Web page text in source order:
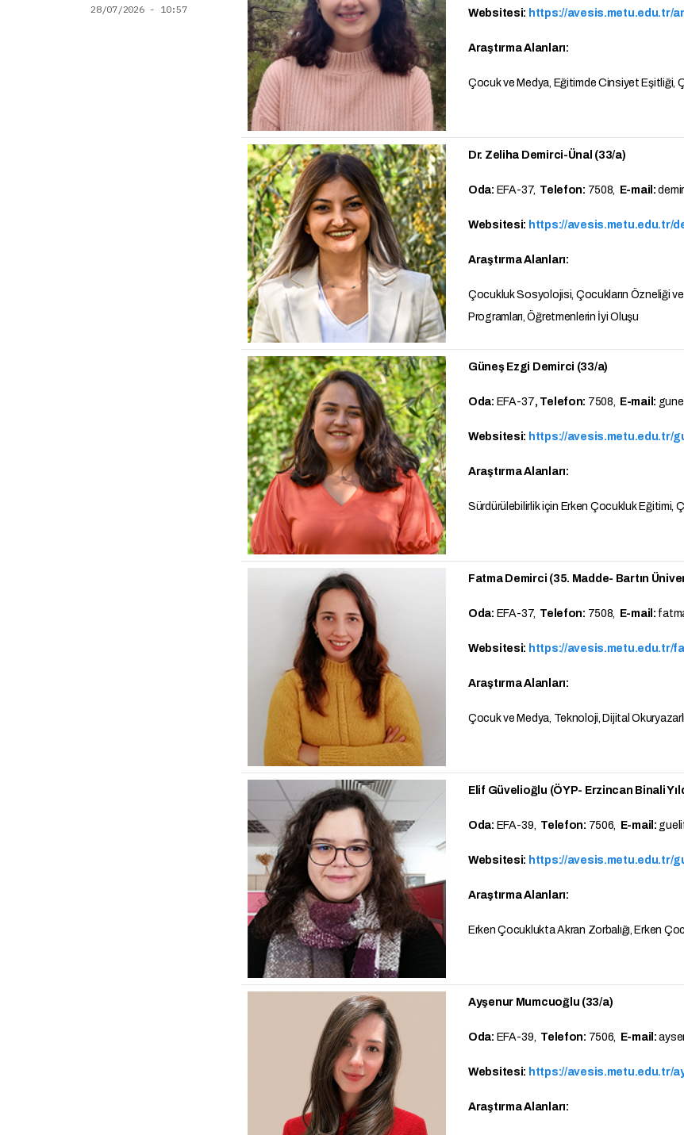
Websitesi: https://avesis.metu.edu.tr/
Araştırma Alanları:
Çocuk ve Medya, Eğitimde Cinsiyet Eşitliği,
Dr. Zeliha Demirci-Ünal (33/a)
Oda: EFA-37, Telefon: 7508, E-mail:
Websitesi: https://avesis.metu.edu.tr/
Araştırma Alanları:
Çocukluk Sosyolojisi, Çocukların Özneliği ve
Programları, Öğretmenlerin İyi Oluşu
Güneş Ezgi Demirci (33/a)
Oda: EFA-37, Telefon: 7508, E-mail:
Websitesi: https://avesis.metu.edu.tr/
Araştırma Alanları:
Sürdürülebilirlik için Erken Çocukluk Eğitimi,
Fatma Demirci (35. Madde- Bartın
Oda: EFA-37, Telefon: 7508, E-mail:
Websitesi: https://avesis.metu.edu.tr/
Araştırma Alanları:
Çocuk ve Medya, Teknoloji, Dijital
Elif Güvelioğlu (ÖYP- Erzincan Binali
Oda: EFA-39, Telefon: 7506, E-mail:
Websitesi: https://avesis.metu.edu.tr/
Araştırma Alanları:
Erken Çocuklukta Akran Zorbalığı, Erken
Ayşenur Mumcuoğlu (33/a)
Oda: EFA-39, Telefon: 7506, E-mail:
Websitesi: https://avesis.metu.edu.tr/
Araştırma Alanları:
28/07/2026 - 10:57